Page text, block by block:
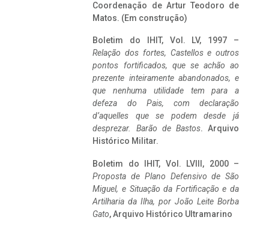
Coordenação de Artur Teodoro de
Matos. (Em construção)
Boletim do IHIT, Vol. LV, 1997 –
Relação dos fortes, Castellos e outros
pontos fortificados, que se achão ao
prezente inteiramente abandonados, e
que nenhuma utilidade tem para a
defeza do Pais, com declaração
d’aquelles que se podem desde já
desprezar. Barão de Bastos. Arquivo
Histórico Militar.
Boletim do IHIT, Vol. LVIII, 2000 –
Proposta de Plano Defensivo de São
Miguel, e Situação da Fortificação e da
Artilharia da Ilha, por João Leite Borba
Gato, Arquivo Histórico Ultramarino